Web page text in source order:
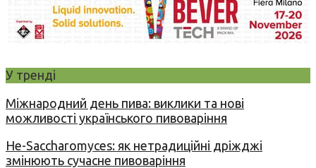
У тренді
Міжнародний день пива: виклики та нові
можливості українського пивоваріння
Не-Saccharomyces: як нетрадиційні дріжджі
змінюють сучасне пивоваріння